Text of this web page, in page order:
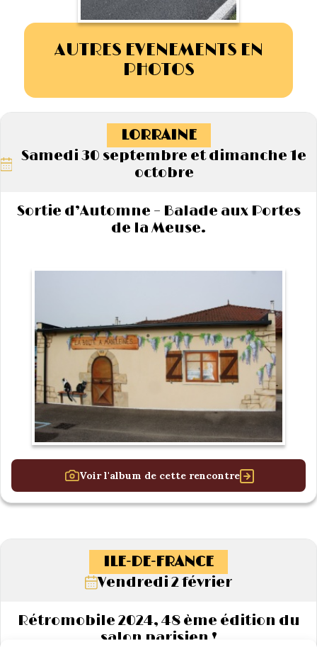
AUTRES EVENEMENTS EN
PHOTOS
LORRAINE
Samedi 30 septembre et dimanche 1e
octobre
Sortie d’Automne – Balade aux Portes
de la Meuse.
Voir l'album de cette rencontre
ILE-DE-FRANCE
Vendredi 2 février
Rétromobile 2024, 48 ème édition du
salon parisien !